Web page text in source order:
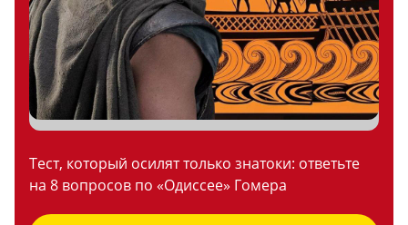
Тест, который осилят только знатоки: ответьте
на 8 вопросов по «Одиссее» Гомера